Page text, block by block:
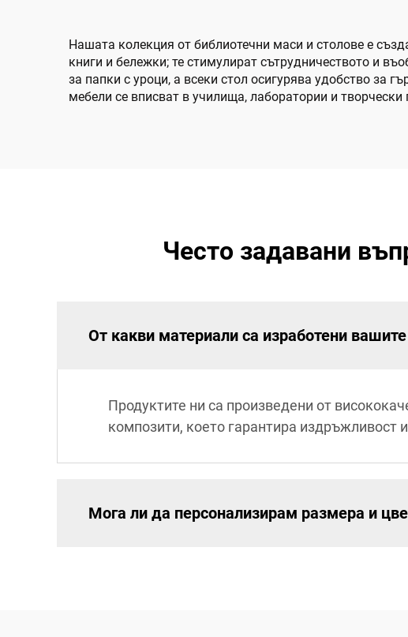
Нашата колекция от библиотечни маси и столове е
книги и бележки; те стимулират сътрудничеството и
за папки с уроци, а всеки стол осигурява удобство за
мебели се вписват в училища, лаборатории и творчески
Често задавани
От какви материали са изработени
Продуктите ни са произведени от
композити, което гарантира издръжливост
Мога ли да персонализирам размера и